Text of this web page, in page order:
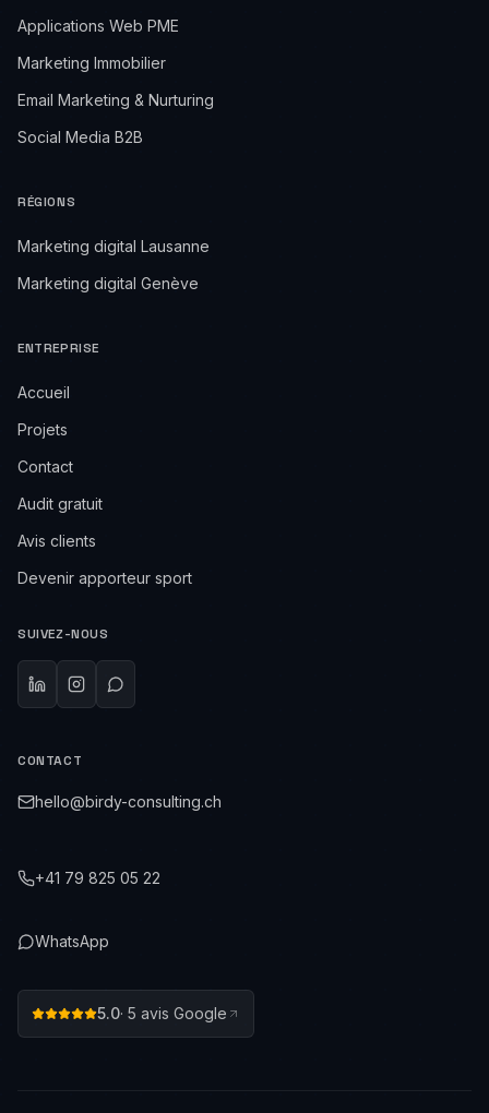
Applications Web PME
Marketing Immobilier
Email Marketing & Nurturing
Social Media B2B
RÉGIONS
Marketing digital Lausanne
Marketing digital Genève
ENTREPRISE
Accueil
Projets
Contact
Audit gratuit
Avis clients
Devenir apporteur sport
SUIVEZ-NOUS
CONTACT
hello@birdy-consulting.ch
+41 79 825 05 22
WhatsApp
5.0· 5 avis Google